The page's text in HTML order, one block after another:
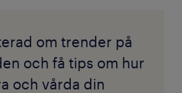
om trender på
och få tips om hur
och vårda din